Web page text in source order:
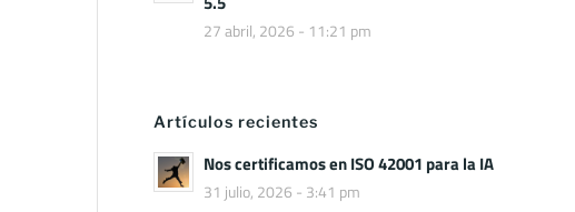
27 abril, 2026 - 11:21 pm
Artículos recientes
Nos certificamos en ISO 42001 para la IA
31 julio, 2026 - 3:41 pm